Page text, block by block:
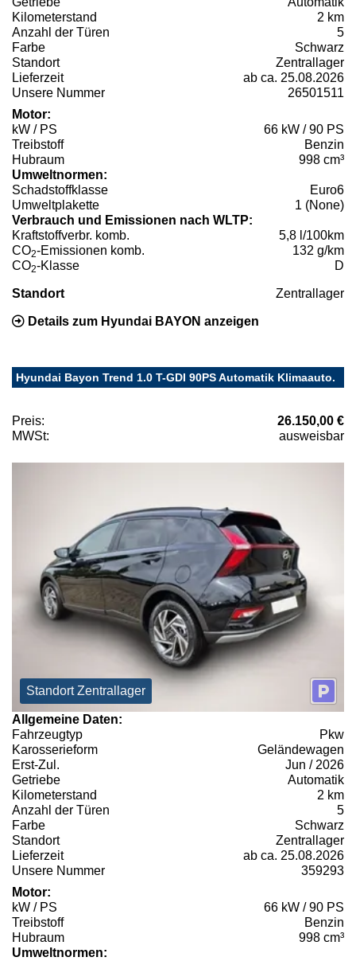
Kilometerstand
2 km
Anzahl der Türen
5
Farbe
Schwarz
Standort
Zentrallager
Lieferzeit
ab ca. 25.08.2026
Unsere Nummer
26501511
Motor:
kW / PS
66 kW / 90 PS
Treibstoff
Benzin
Hubraum
998 cm³
Umweltnormen:
Schadstoffklasse
Euro6
Umweltplakette
1 (None)
Verbrauch und Emissionen nach WLTP:
Kraftstoffverbr. komb.
5,8 l/100km
CO2-Emissionen komb.
132 g/km
CO2-Klasse D
Standort Zentrallager
Details zum Hyundai BAYON anzeigen
Hyundai Bayon Trend 1.0 T-GDI 90PS Automatik Klimaauto.
Preis:
26.150,00 €
MWSt:
ausweisbar
Standort Zentrallager
Allgemeine Daten:
Fahrzeugtyp
Pkw
Karosserieform
Geländewagen
Erst-Zul.
Jun / 2026
Getriebe
Automatik
Kilometerstand
2 km
Anzahl der Türen
5
Farbe
Schwarz
Standort
Zentrallager
Lieferzeit
ab ca. 25.08.2026
Unsere Nummer
359293
Motor:
kW / PS
66 kW / 90 PS
Treibstoff
Benzin
Hubraum
998 cm³
Umweltnormen: